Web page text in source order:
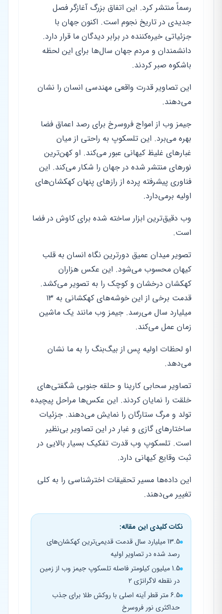
رسماً منتشر کرد. این اتفاق بزرگ آغازگر فصل
جدیدی در تاریخ نجوم است. اکنون جهان با
جزئیاتی خیره‌کننده در برابر دیدگان ما قرار دارد.
دانشمندان و مردم جهان سال‌ها برای این لحظه
باشکوه صبر کردند.
این تصاویر قدرت واقعی مهندسی انسان را نشان
می‌دهند.
جیمز وب از امواج فروسرخ برای رصد اعماق فضا
بهره می‌برد. این تلسکوپ به راحتی از میان
غبارهای غلیظ کیهانی عبور می‌کند. او کهن‌ترین
نورهای منتشر شده در جهان را شکار می‌کند. این
فناوری پیشرفته پرده از رازهای پنهان کهکشان‌های
اولیه برمی‌دارد.
وب دقیق‌ترین ابزار ساخته شده برای کاوش در فضا
است.
تصویر میدان عمیق دورترین نگاه انسان به قلب
کیهان محسوب می‌شود. این عکس هزاران
کهکشان درخشان و کوچک را به تصویر می‌کشد.
قدمت برخی از این خوشه‌های کهکشانی به ۱۳
میلیارد سال می‌رسد. جیمز وب مانند یک ماشین
زمان عمل می‌کند.
او لحظات اولیه پس از بیگ‌بنگ را به ما نشان
می‌دهد.
تصاویر سحابی کارینا و حلقه جنوبی شگفتی‌های
خلقت را نمایان کردند. این عکس‌ها مراحل پیچیده
تولد و مرگ ستارگان را نمایش می‌دهند. جزئیات
ساختارهای گازی و غبار در این تصاویر بی‌نظیر
است. تلسکوپ وب قدرت تفکیک بسیار بالایی در
ثبت وقایع کیهانی دارد.
این داده‌ها مسیر تحقیقات اخترشناسی را به کلی
تغییر می‌دهند.
نکات کلیدی این مقاله:
13.5 میلیارد سال قدمت قدیمی‌ترین کهکشان‌های
رصد شده در تصاویر اولیه
1.5 میلیون کیلومتر فاصله تلسکوپ جیمز وب از زمین
در نقطه لاگرانژی ۲
6.5 متر قطر آینه اصلی با روکش طلا برای جذب
حداکثری نور فروسرخ